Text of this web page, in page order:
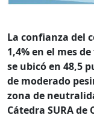
La confianza del
1,4% en el mes
se ubicó en 48,5
de moderado
zona de
Cátedra SURA